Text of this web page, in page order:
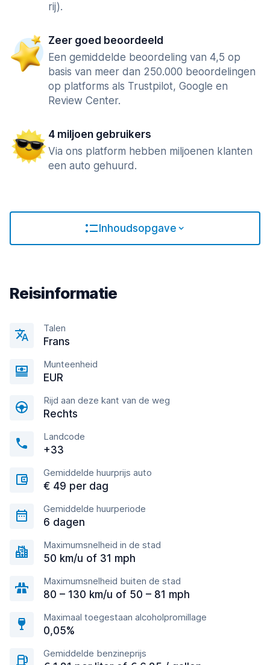
rij).
Zeer goed beoordeeld
Een gemiddelde beoordeling van 4,5 op
basis van meer dan 250.000 beoordelingen
op platforms als Trustpilot, Google en
Review Center.
4 miljoen gebruikers
Via ons platform hebben miljoenen klanten
een auto gehuurd.
Inhoudsopgave
Reisinformatie
Talen
Frans
Munteenheid
EUR
Rijd aan deze kant van de weg
Rechts
Landcode
+33
Gemiddelde huurprijs auto
€ 49 per dag
Gemiddelde huurperiode
6 dagen
Maximumsnelheid in de stad
50 km/u of 31 mph
Maximumsnelheid buiten de stad
80 – 130 km/u of 50 – 81 mph
Maximaal toegestaan alcoholpromillage
0,05%
Gemiddelde benzineprijs